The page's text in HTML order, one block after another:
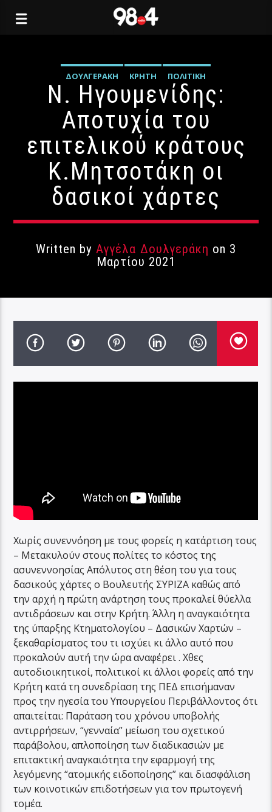
ΔΟΥΛΓΕΡΆΚΗ ΚΡΉΤΗ ΠΟΛΙΤΙΚΉ
Ν. Ηγουμενίδης:
Αποτυχία του
επιτελικού κράτους
Κ.Μητσοτάκη οι
δασικοί χάρτες
Written byΑγγέλα Δουλγεράκη on 3
Μαρτίου 2021
Χωρίς συνεννόηση με τους φορείς η κατάρτιση τους
– Μετακυλούν στους πολίτες το κόστος της
ασυνεννοησίας Απόλυτος στη θέση του για τους
δασικούς χάρτες ο Βουλευτής ΣΥΡΙΖΑ καθώς από
την αρχή η πρώτη ανάρτηση τους προκαλεί θύελλα
αντιδράσεων και στην Κρήτη. Άλλη η αναγκαιότητα
της ύπαρξης Κτηματολογίου – Δασικών Χαρτών –
ξεκαθαρίσματος του τι ισχύει κι άλλο αυτό που
προκαλούν αυτή την ώρα αναφέρει . Χθες
αυτοδιοικητικοί, πολιτικοί κι άλλοι φορείς από την
Κρήτη κατά τη συνεδρίαση της ΠΕΔ επισήμαναν
προς την ηγεσία του Υπουργείου Περιβάλλοντος ότι
απαιτείται: Παράταση του χρόνου υποβολής
αντιρρήσεων, “γενναία” μείωση του σχετικού
παράβολου, απλοποίηση των διαδικασιών με
επιτακτική αναγκαιότητα την εφαρμογή της
λεγόμενης “ατομικής ειδοποίησης” και διασφάλιση
των κοινοτικών επιδοτήσεων για τον πρωτογενή
τομέα.